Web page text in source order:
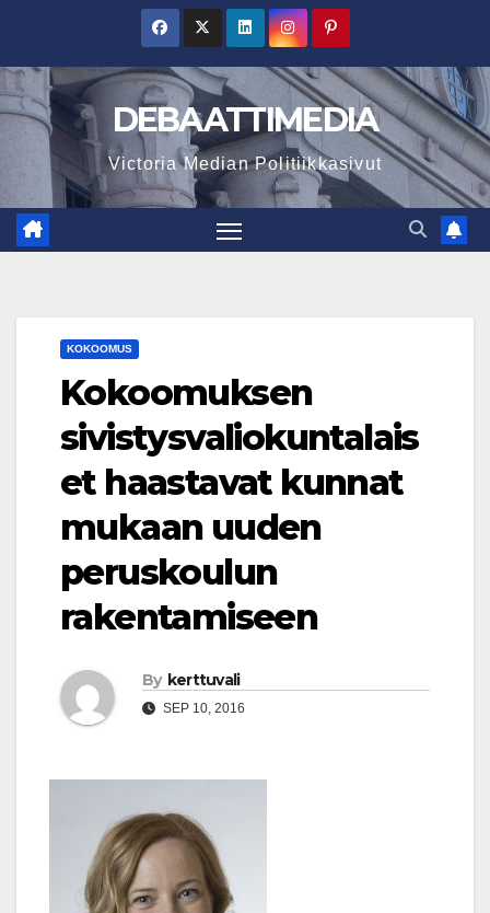
content
DEBAATTIMEDIA
Victoria Median Politiikkasivut
KOKOOMUS
Kokoomuksen
sivistysvaliokuntalais
et haastavat kunnat
mukaan uuden
peruskoulun
rakentamiseen
By kerttuvali
SEP 10, 2016